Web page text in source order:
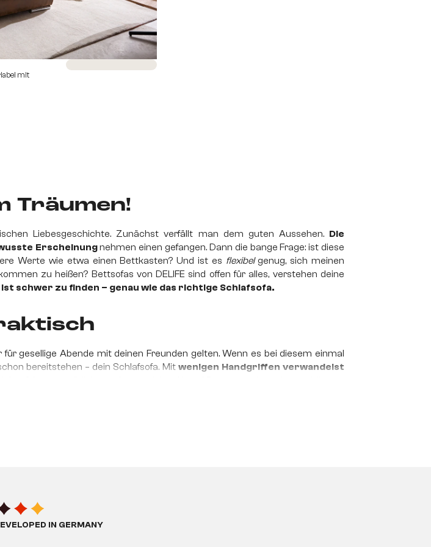
mit
Sofort versandfertig
Träumen!
Liebesgeschichte. Zunächst verfällt man dem guten Aussehen. Die
Erscheinungnehmen einen gefangen. Dann die bange Frage: ist diese
Werte wie etwa einen Bettkasten? Und ist es flexibelgenug, sich meinen
zu heißen? Bettsofas von DELIFE sind offen für alles, verstehen deine
schwer zu finden – genau wie das richtige Schlafsofa.
gesellige Abende mit deinen Freunden gelten. Wenn es bei diesem einmal
bereitstehen – dein Schlafsofa. Mit wenigen Handgriffen verwandelst
IN GERMANY